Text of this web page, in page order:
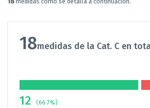
18medidas de la Cat. C en
12
(66.7%)